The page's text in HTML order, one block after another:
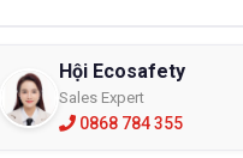
Hội Ecosafety
Sales Expert
0868 784 355